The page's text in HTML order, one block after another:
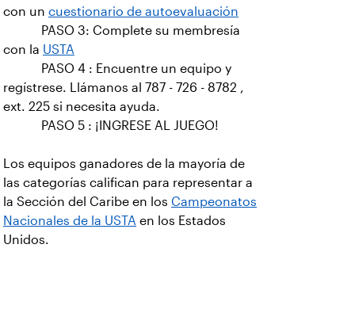
con un cuestionario de autoevaluación
PASO 3: Complete su membresía
con la USTA
PASO 4 : Encuentre un equipo y
regístrese. Llámanos al 787 - 726 - 8782 ,
ext. 225 si necesita ayuda.
PASO 5 : ¡INGRESE AL JUEGO!
Los equipos ganadores de la mayoría de
las categorías califican para representar a
la Sección del Caribe en los Campeonatos
Nacionales de la USTA en los Estados
Unidos.